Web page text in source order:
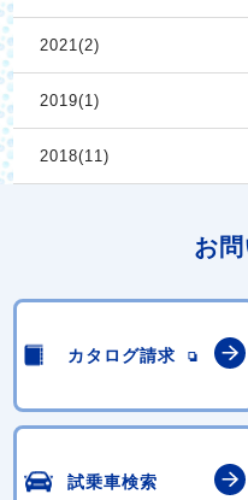
2021(2)
2019(1)
2018(11)
お
カタログ請求
試乗車検索